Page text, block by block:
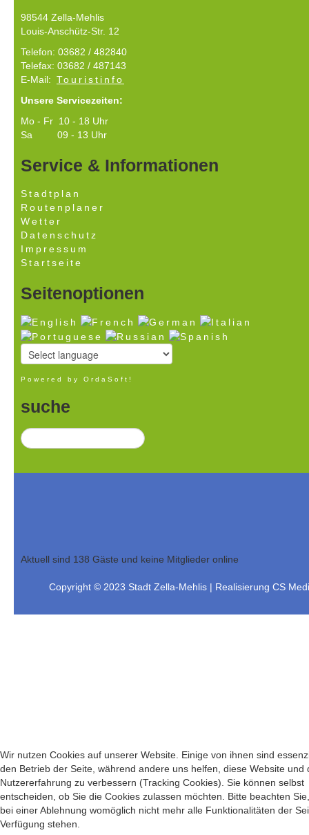
98544 Zella-Mehlis
Louis-Anschütz-Str. 12
Telefon: 03682 / 482840
Telefax: 03682 / 487143
E-Mail: Touristinfo
Unsere Servicezeiten:
Mo - Fr 10 - 18 Uhr
Sa 09 - 13 Uhr
Service & Informationen
Stadtplan
Routenplaner
Wetter
Datenschutz
Impressum
Startseite
Seitenoptionen
Powered by OrdaSoft!
suche
Aktuell sind 138 Gäste und keine Mitglieder online
Copyright © 2023 Stadt Zella-Mehlis | Realisierung CS
Wir nutzen Cookies auf unserer Website. Einige von ihnen sind
den Betrieb der Seite, während andere uns helfen, diese Website und
Nutzererfahrung zu verbessern (Tracking Cookies). Sie können selbst
entscheiden, ob Sie die Cookies zulassen möchten. Bitte beachten
bei einer Ablehnung womöglich nicht mehr alle Funktionalitäten der
Verfügung stehen.